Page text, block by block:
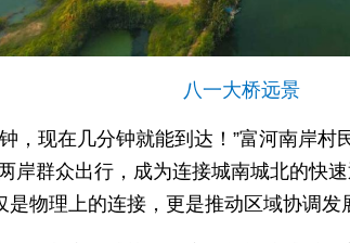
八一大桥远景
，现在几分钟就能到达！”富河南岸村
岸群众出行，成为连接城南城北的快
物理上的连接，更是推动区域协调